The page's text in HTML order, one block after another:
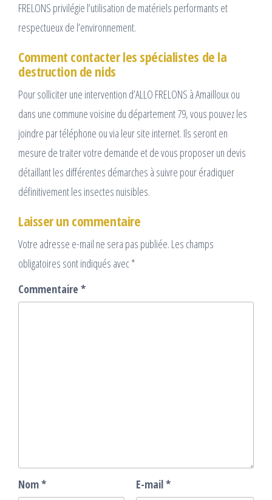
FRELONS privilégie l’utilisation de matériels performants et
respectueux de l’environnement.
Comment contacter les spécialistes de la
destruction de nids
Pour solliciter une intervention d’ALLO FRELONS à Amailloux ou
dans une commune voisine du département 79, vous pouvez les
joindre par téléphone ou via leur site internet. Ils seront en
mesure de traiter votre demande et de vous proposer un devis
détaillant les différentes démarches à suivre pour éradiquer
définitivement les insectes nuisibles.
Laisser un commentaire
Votre adresse e-mail ne sera pas publiée. Les champs
obligatoires sont indiqués avec*
Commentaire *
Nom* E-mail*